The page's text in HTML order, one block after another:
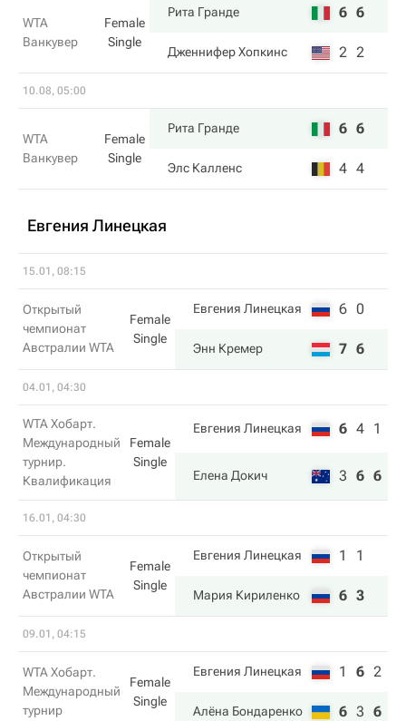
WTA
Ванкувер
Female
Single
Рита Гранде 6 6
Дженнифер Хопкинс 2 2
10.08, 05:00
WTA
Ванкувер
Female
Single
Рита Гранде 6 6
Элс Калленс 4 4
Евгения Линецкая
15.01, 08:15
Открытый
чемпионат
Австралии WTA
Female
Single
Евгения Линецкая 6 0
Энн Кремер 7 6
04.01, 04:30
WTA Хобарт.
Международный
турнир.
Квалификация
Female
Single
Евгения Линецкая 6 4 1
Елена Докич 3 6 6
16.01, 04:30
Открытый
чемпионат
Австралии WTA
Female
Single
Евгения Линецкая 1 1
Мария Кириленко 6 3
09.01, 04:15
WTA Хобарт.
Международный
турнир
Female
Single
Евгения Линецкая 1 6 2
Алёна Бондаренко 6 3 6